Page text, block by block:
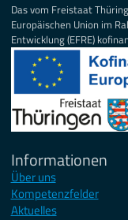
Das vom Freistaat
Europäischen Union im
Entwicklung (EFRE)
Informationen
Über uns
Kompetenzfelder
Aktuelles